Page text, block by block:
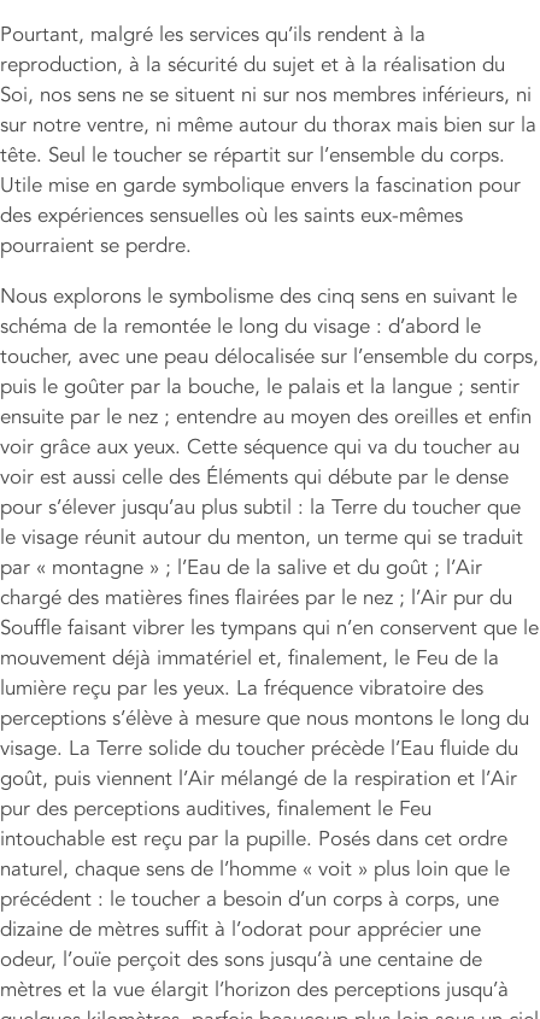
Pourtant, malgré les services qu’ils rendent à la
reproduction, à la sécurité du sujet et à la réalisation du
Soi, nos sens ne se situent ni sur nos membres inférieurs, ni
sur notre ventre, ni même autour du thorax mais bien sur la
tête. Seul le toucher se répartit sur l’ensemble du corps.
Utile mise en garde symbolique envers la fascination pour
des expériences sensuelles où les saints eux-mêmes
pourraient se perdre.
Nous explorons le symbolisme des cinq sens en suivant le
schéma de la remontée le long du visage : d’abord le
toucher, avec une peau délocalisée sur l’ensemble du corps,
puis le goûter par la bouche, le palais et la langue ; sentir
ensuite par le nez ; entendre au moyen des oreilles et enfin
voir grâce aux yeux. Cette séquence qui va du toucher au
voir est aussi celle des Éléments qui débute par le dense
pour s’élever jusqu’au plus subtil : la Terre du toucher que
le visage réunit autour du menton, un terme qui se traduit
par « montagne » ; l’Eau de la salive et du goût ; l’Air
chargé des matières fines flairées par le nez ; l’Air pur du
Souffle faisant vibrer les tympans qui n’en conservent que le
mouvement déjà immatériel et, finalement, le Feu de la
lumière reçu par les yeux. La fréquence vibratoire des
perceptions s’élève à mesure que nous montons le long du
visage. La Terre solide du toucher précède l’Eau fluide du
goût, puis viennent l’Air mélangé de la respiration et l’Air
pur des perceptions auditives, finalement le Feu
intouchable est reçu par la pupille. Posés dans cet ordre
naturel, chaque sens de l’homme « voit » plus loin que le
précédent : le toucher a besoin d’un corps à corps, une
dizaine de mètres suffit à l’odorat pour apprécier une
odeur, l’ouïe perçoit des sons jusqu’à une centaine de
mètres et la vue élargit l’horizon des perceptions jusqu’à